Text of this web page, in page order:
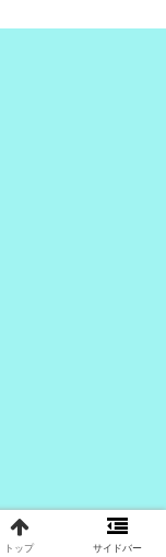
トップ サイドバー